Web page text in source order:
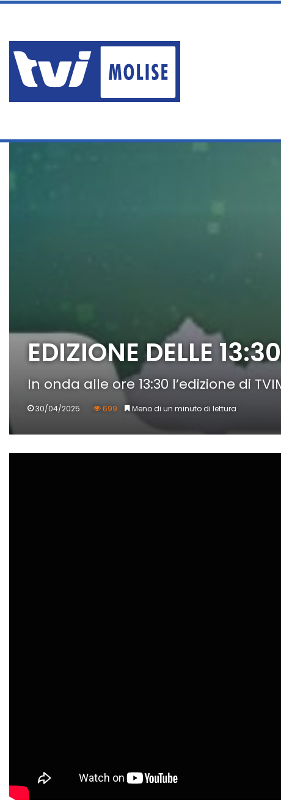
sabato, Agosto 8 2026
EDIZIONE DELLE
In onda alle ore 13:30 l’edizione di
30/04/2025 699 Meno di un minuto di lettura